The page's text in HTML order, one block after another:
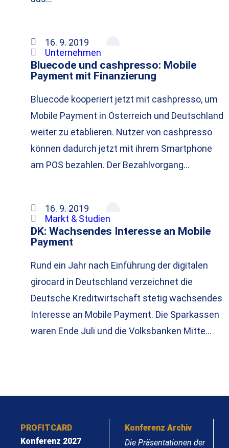
16. 9. 2019
Unternehmen
Bluecode und cashpresso: Mobile
Payment mit Finanzierung
Bluecode kooperiert jetzt mit cashpresso, um
Mobile Payment in Österreich und Deutschland
weiter zu etablieren. Nutzer von cashpresso
können dadurch jetzt mit ihrem Smartphone
am POS bezahlen. Der Bezahlvorgang…
16. 9. 2019
Markt & Studien
DK: Wachsendes Interesse an Mobile
Payment
Rund ein Jahr nach Einführung der digitalen
girocard in Deutschland verzeichnet die
Deutsche Kreditwirtschaft stetig wachsendes
Interesse an Mobile Payment. Die Sparkassen
waren Ende Juli und die Volksbanken Mitte…
PROFITCARD
Konferenz 2027
Konferenz Archiv
Die Präsentationen der